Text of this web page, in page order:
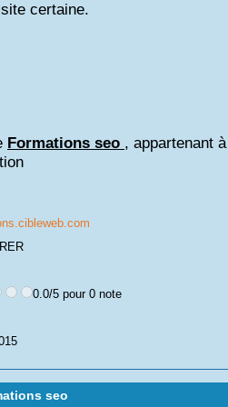
votre réussite
Formations seo , appartenant
0.0/5 pour 0 note
seo